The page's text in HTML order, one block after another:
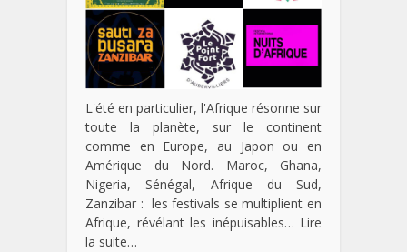
L'été en particulier, l'Afrique résonne sur
toute la planète, sur le continent
comme en Europe, au Japon ou en
Amérique du Nord. Maroc, Ghana,
Nigeria, Sénégal, Afrique du Sud,
Zanzibar : les festivals se multiplient en
Afrique, révélant les inépuisables… Lire
la suite…